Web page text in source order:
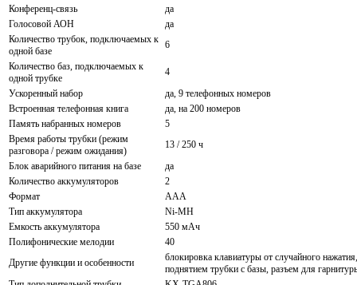
Конференц-связь
да
Голосовой АОН
да
Количество трубок, подключаемых к
одной базе
6
Количество баз, подключаемых к
одной трубке
4
Ускоренный набор
да, 9 телефонных номеров
Встроенная телефонная книга
да, на 200 номеров
Память набранных номеров
5
Время работы трубки (режим
разговора / режим ожидания)
13 / 250 ч
Блок аварийного питания на базе
да
Количество аккумуляторов
2
Формат
AAA
Тип аккумулятора
Ni-MH
Емкость аккумулятора
550 мАч
Полифонические мелодии
40
Другие функции и особенности
блокировка клавиатуры от случайного
поднятием трубки с базы, разъем для